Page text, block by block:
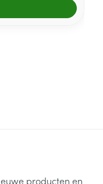
producten en